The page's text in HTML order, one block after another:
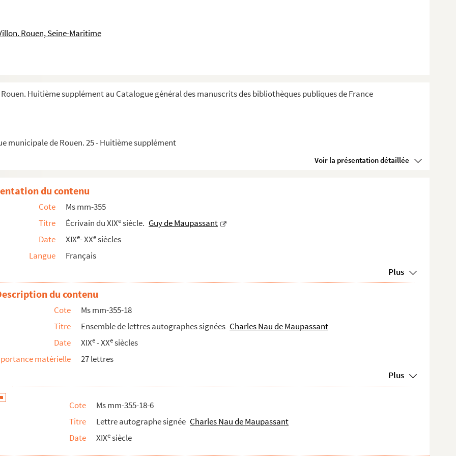
Rouen, Seine-Maritime
Huitième supplément au Catalogue général des manuscrits des bibliothèques publiques de France
municipale de Rouen. 25 - Huitième supplément
Voir la présentation détaillée
d'autres lieux
et des femmes de Normandie : costumes, coiffes
Plage"
Nau de Maupassant
de Maupassant
de Maupassant
de Maupassant
de Maupassant
de Maupassant
de Maupassant
de Maupassant
de Maupassant
de Maupassant
de Maupassant
de Maupassant
de Maupassant
de Maupassant
de Maupassant
de Maupassant
de Maupassant
de Maupassant
de Maupassant
de Maupassant
du contenu
Cote
Ms mm-355
Titre
Écrivain du XIXesiècle. Guy de Maupassant
Date
XIXe- XXesiècles
Langue
Français
Plus
du contenu
Cote
Ms mm-355-18
Titre
Ensemble de lettres autographes signées Charles Nau de Maupassant
Date
XIXe- XXesiècles
matérielle
27 lettres
Plus
Cote
Ms mm-355-18-6
Titre
Lettre autographe signée Charles Nau de Maupassant
Date
XIXesiècle